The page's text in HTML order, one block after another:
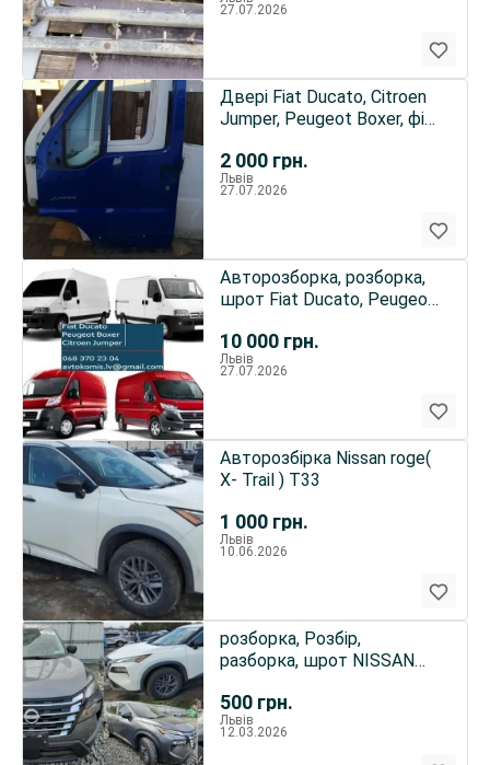
27.07.2026
2 000 грн.
Двері Fiat Ducato, Citroen
Jumper, Peugeot Boxer, фіат
Львів
27.07.2026
10 000 грн.
Авторозборка, розборка,
шрот Fiat Ducato, Peugeot
Львів
27.07.2026
1 000 грн.
Авторозбірка Nissan roge(
X- Trail ) T33
Львів
10.06.2026
500 грн.
розборка, Розбір,
разборка, шрот NISSAN
НИССАНРОГ
Львів
12.03.2026